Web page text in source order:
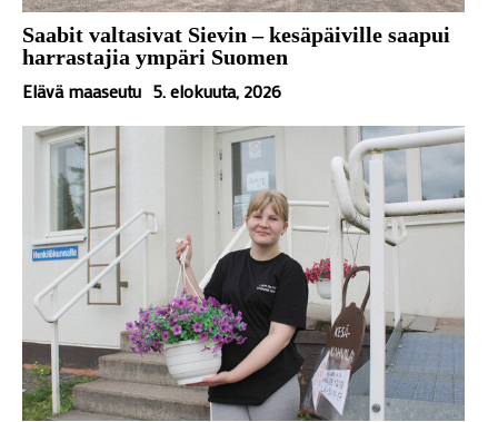
Saabit valtasivat Sievin – kesäpäiville saapui
harrastajia ympäri Suomen
Elävä maaseutu 5. elokuuta, 2026